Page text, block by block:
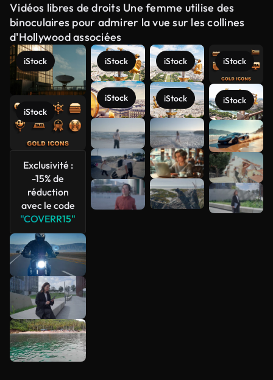
Vidéos libres de droits Une femme utilise des
binoculaires pour admirer la vue sur les collines
d'Hollywood associées
iStock
iStock
Exclusivité :
-15% de
réduction
avec le code
"COVERR15"
iStock
iStock
iStock
iStock
iStock
iStock
Voir plus